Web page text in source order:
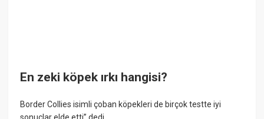
En zeki köpek ırkı hangisi?
Border Collies isimli çoban köpekleri de birçok testte iyi
sonuçlar elde etti” dedi.